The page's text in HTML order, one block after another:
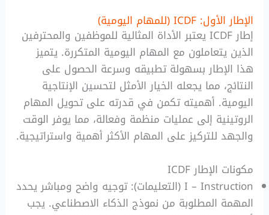
الإطار الأول: ICDF (للمهام اليومية)
إطار ICDF يعتبر الأداة المثالية للموظفين والمحترفين
الذين يتعاملون مع المهام اليومية المتكررة. يتميز
هذا الإطار بسهولة تطبيقه وسرعة الحصول على
النتائج، مما يجعله الخيار الأمثل لتحسين الإنتاجية
اليومية. أهميته تكمن في قدرته على تحويل المهام
الروتينية إلى عمليات منظمة وفعالة، مما يوفر الوقت
والجهد للتركيز على المهام الأكثر أهمية واستراتيجية.
مكونات الإطار ICDF
I – Instruction (التعليمات): توجيه واضح ومباشر يحدد
المهمة المطلوبة من نموذج الذكاء الاصطناعي. يجب